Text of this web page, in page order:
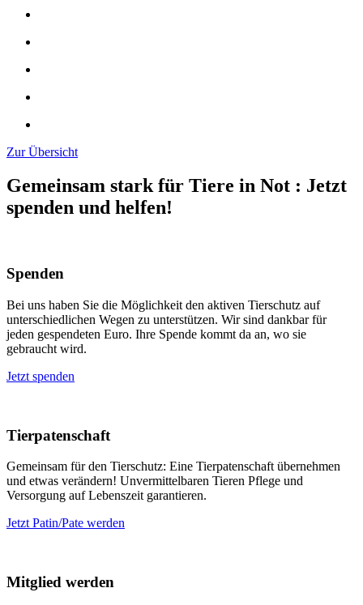
Zur Übersicht
Gemeinsam stark für Tiere in Not : Jetzt
spenden und helfen!
Spenden
Bei uns haben Sie die Möglichkeit den aktiven Tierschutz auf
unterschiedlichen Wegen zu unterstützen. Wir sind dankbar für
jeden gespendeten Euro. Ihre Spende kommt da an, wo sie
gebraucht wird.
Jetzt spenden
Tierpatenschaft
Gemeinsam für den Tierschutz: Eine Tierpatenschaft übernehmen
und etwas verändern! Unvermittelbaren Tieren Pflege und
Versorgung auf Lebenszeit garantieren.
Jetzt Patin/Pate werden
Mitglied werden